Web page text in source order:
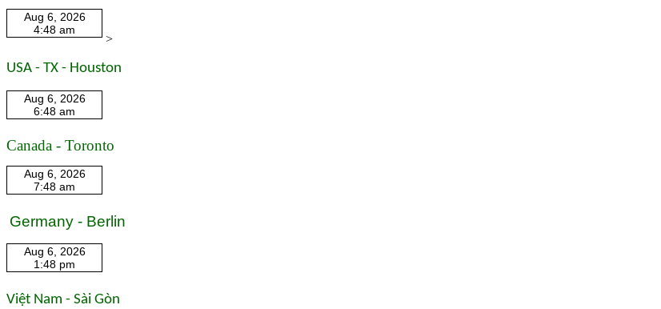
>
USA - TX - Houston
Canada - Toronto
Germany - Berlin
Việt Nam - Sài Gòn